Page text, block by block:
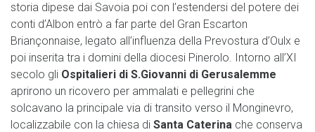
storia dipese dai Savoia poi con l’estendersi del potere dei
conti d’Albon entrò a far parte del Gran Escarton
Briançonnaise, legato all’influenza della Prevostura d’Oulx e
poi inserita tra i domini della diocesi Pinerolo. Intorno all’XI
secolo gli Ospitalieri di S.Giovanni di Gerusalemme
aprirono un ricovero per ammalati e pellegrini che
solcavano la principale via di transito verso il Monginevro,
localizzabile con la chiesa di Santa Caterina che conserva